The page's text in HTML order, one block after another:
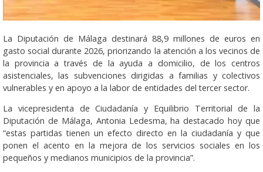
La Diputación de Málaga destinará 88,9 millones de euros en
gasto social durante 2026, priorizando la atención a los vecinos de
la provincia a través de la ayuda a domicilio, de los centros
asistenciales, las subvenciones dirigidas a familias y colectivos
vulnerables y en apoyo a la labor de entidades del tercer sector.
La vicepresidenta de Ciudadanía y Equilibrio Territorial de la
Diputación de Málaga, Antonia Ledesma, ha destacado hoy que
“estas partidas tienen un efecto directo en la ciudadanía y que
ponen el acento en la mejora de los servicios sociales en los
pequeños y medianos municipios de la provincia”.